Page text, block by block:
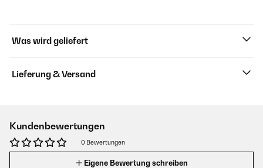
Was wird geliefert
Lieferung & Versand
Kundenbewertungen
0 Bewertungen
Eigene Bewertung schreiben